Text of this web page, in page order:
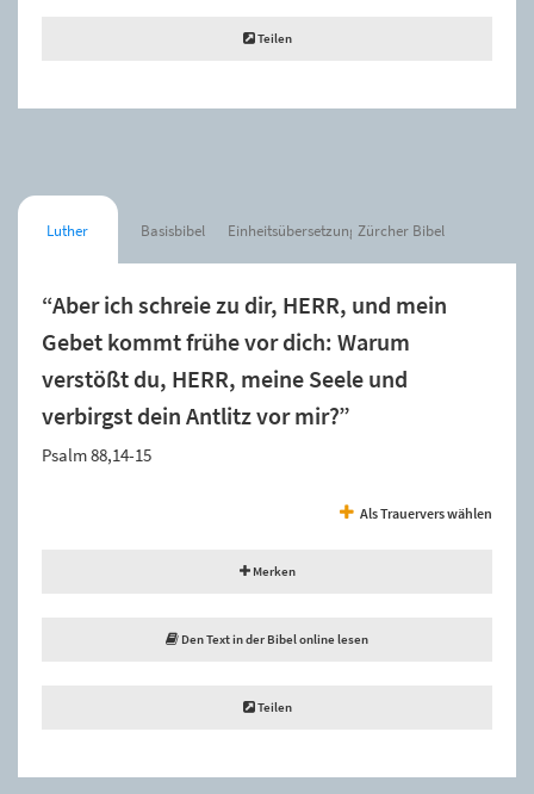
Teilen
Luther Basisbibel Einheitsübersetzung Zürcher Bibel
“Aber ich schreie zu dir, HERR, und mein
Gebet kommt frühe vor dich: Warum
verstößt du, HERR, meine Seele und
verbirgst dein Antlitz vor mir?”
Psalm 88,14-15
Als Trauervers wählen
Merken
Den Text in der Bibel online lesen
Teilen